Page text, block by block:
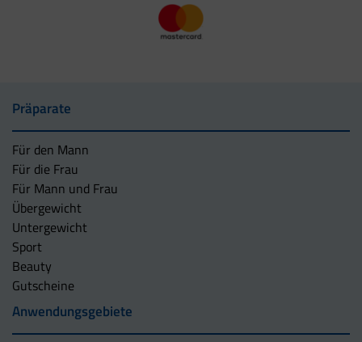
Präparate
Für den Mann
Für die Frau
Für Mann und Frau
Übergewicht
Untergewicht
Sport
Beauty
Gutscheine
Anwendungsgebiete